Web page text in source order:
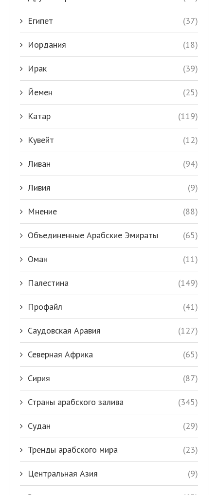
Египет (37)
Иордания (18)
Ирак (39)
Йемен (25)
Катар (119)
Кувейт (12)
Ливан (94)
Ливия (9)
Мнение (88)
Объединенные Арабские Эмираты (65)
Оман (11)
Палестина (149)
Профайл (41)
Саудовская Аравия (127)
Северная Африка (65)
Сирия (87)
Страны арабского залива (345)
Судан (29)
Тренды арабского мира (23)
Центральная Азия (9)